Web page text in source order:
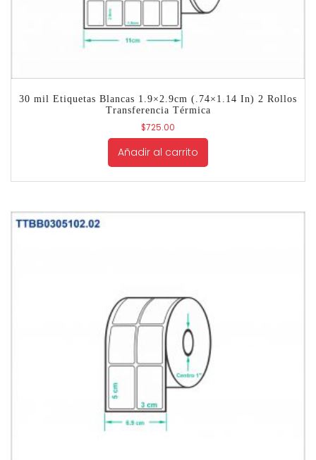
30 mil Etiquetas Blancas 1.9×2.9cm (.74×1.14 In) 2 Rollos
Transferencia Térmica
$725.00
Añadir al carrito